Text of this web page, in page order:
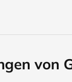
von